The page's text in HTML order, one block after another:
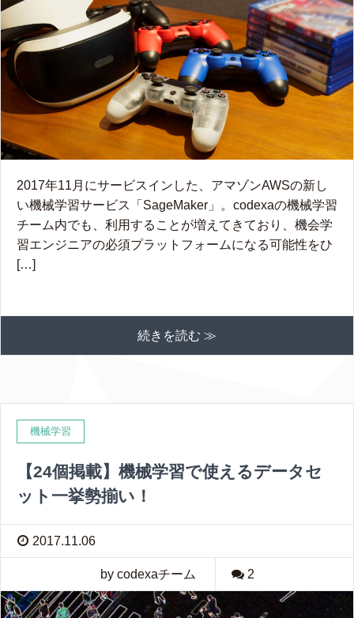
2017年11月にサービスインした、アマゾンAWSの新し
い機械学習サービス「SageMaker」。codexaの機械学習
チーム内でも、利用することが増えてきており、機会学
習エンジニアの必須プラットフォームになる可能性をひ
[…]
続きを読む ≫
機械学習
【24個掲載】機械学習で使えるデータセ
ット一挙勢揃い！
2017.11.06
by codexaチーム 2